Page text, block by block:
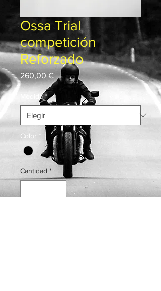
Ossa Trial
competición
Reforzado
260,00 €Precio
Medida *
Color *
Cantidad *